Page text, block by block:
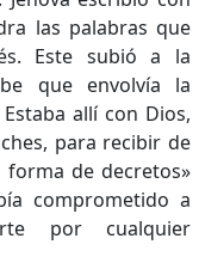
las palabras que
Este subió a la
que envolvía la
allí con Dios,
para recibir de
forma de decretos»
comprometido a
por cualquier